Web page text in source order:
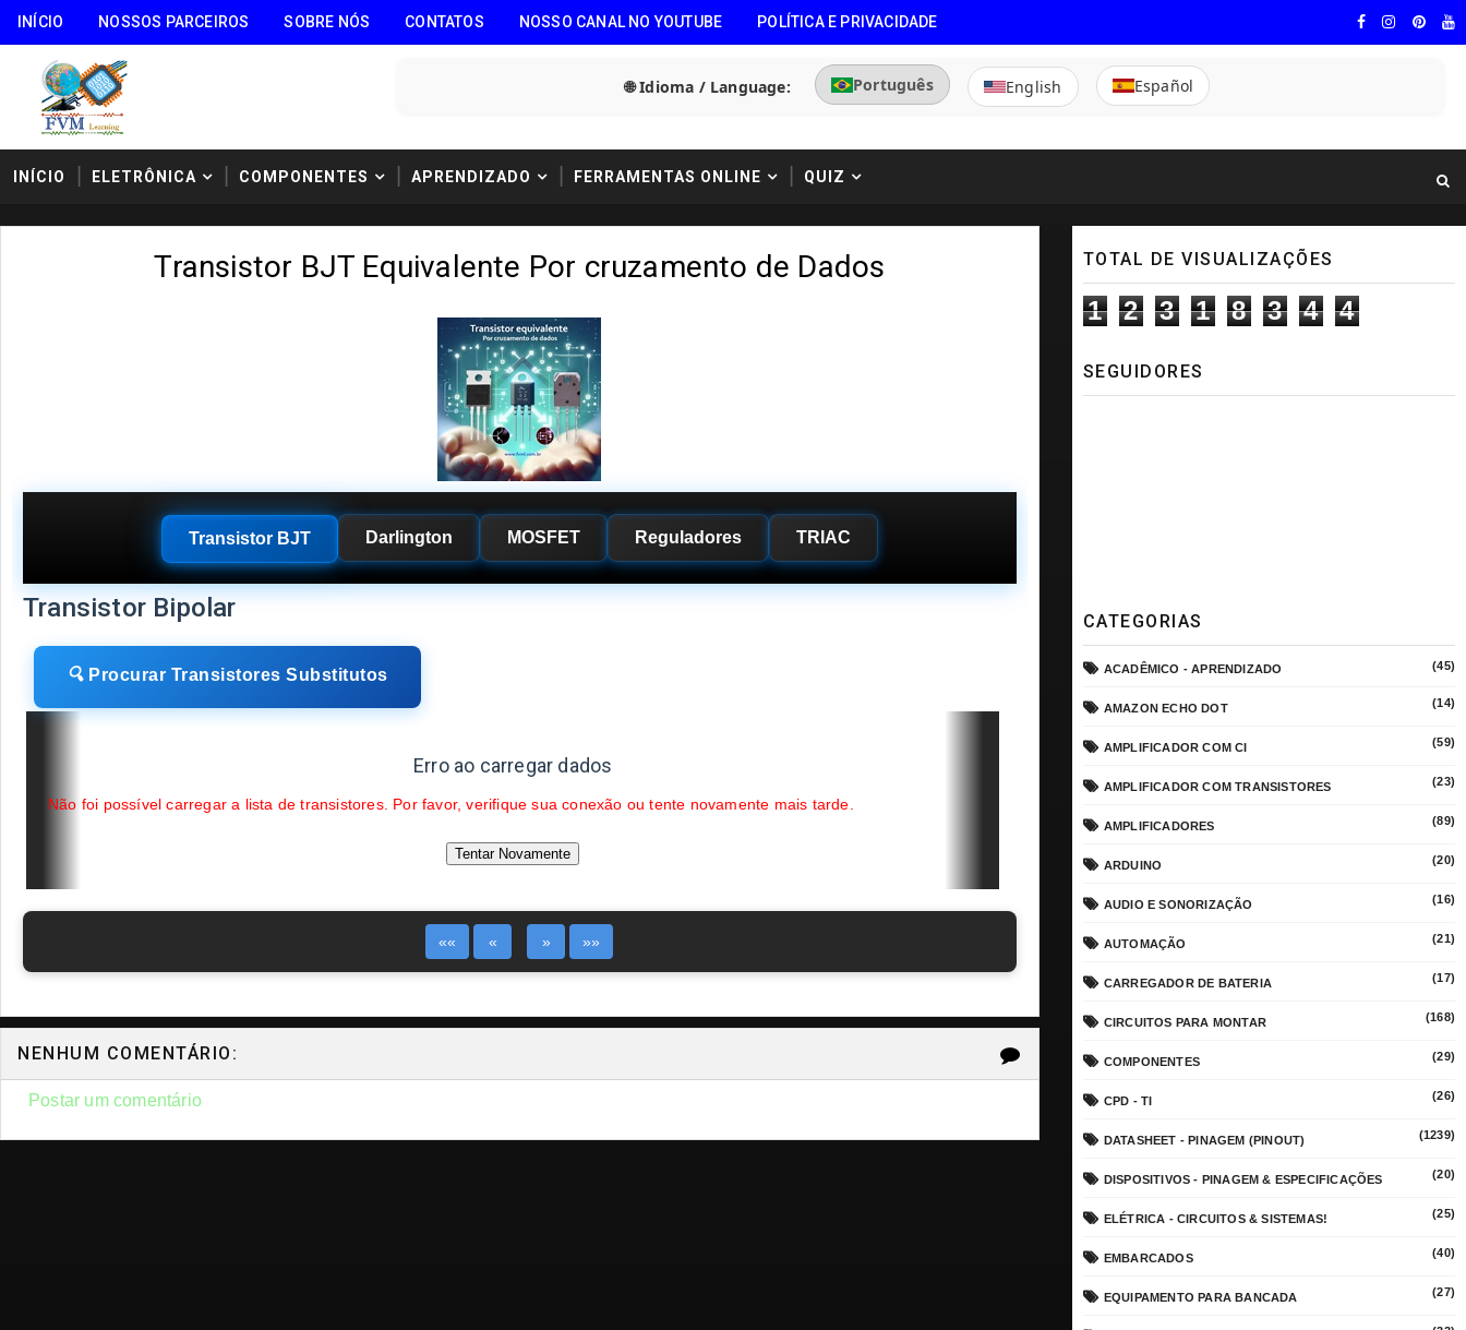
INÍCIO NOSSOS PARCEIROS SOBRE NÓS CONTATOS NOSSO CANAL NO YOUTUBE POLÍTICA E PRIVACIDADE
🌐 Idioma / Language: Português English Español
INÍCIO ELETRÔNICA COMPONENTES APRENDIZADO FERRAMENTAS ONLINE QUIZ
Transistor BJT Equivalente Por cruzamento de Dados
Transistor BJT Darlington MOSFET Reguladores TRIAC
Transistor Bipolar
🔍 Procurar Transistores Substitutos
Erro ao carregar dados
Não foi possível carregar a lista de transistores. Por favor, verifique sua conexão ou tente novamente mais tarde.
Tentar Novamente
«« « » »»
NENHUM COMENTÁRIO:
Postar um comentário
TOTAL DE VISUALIZAÇÕES
1 2 3 1 8 3 4 4
SEGUIDORES
CATEGORIAS
ACADÊMICO - APRENDIZADO (45)
AMAZON ECHO DOT (14)
AMPLIFICADOR COM CI (59)
AMPLIFICADOR COM TRANSISTORES (23)
AMPLIFICADORES (89)
ARDUINO (20)
AUDIO E SONORIZAÇÃO (16)
AUTOMAÇÃO (21)
CARREGADOR DE BATERIA (17)
CIRCUITOS PARA MONTAR (168)
COMPONENTES (29)
CPD - TI (26)
DATASHEET - PINAGEM (PINOUT) (1239)
DISPOSITIVOS - PINAGEM & ESPECIFICAÇÕES (20)
ELÉTRICA - CIRCUITOS & SISTEMAS! (25)
EMBARCADOS (40)
EQUIPAMENTO PARA BANCADA (27)